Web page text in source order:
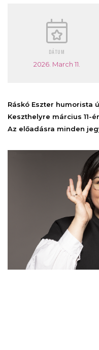
DÁTUM
2026. March 11.
Ráskó Eszter humorista
Keszthelyre március 11-
Az előadásra minden